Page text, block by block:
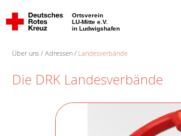
Ortsverein
LU-Mitte e.V.
in Ludwigshafen
Über uns Adressen Landesverbände
Die DRK Landesverbände